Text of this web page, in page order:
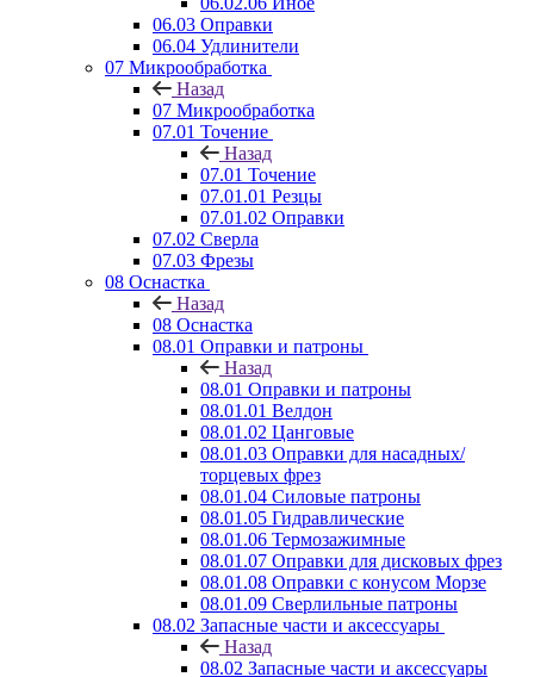
06.03 Оправки
06.04 Удлинители
07 Микрообработка
Назад
07 Микрообработка
07.01 Точение
Назад
07.01 Точение
07.01.01 Резцы
07.01.02 Оправки
07.02 Сверла
07.03 Фрезы
08 Оснастка
Назад
08 Оснастка
08.01 Оправки и патроны
Назад
08.01 Оправки и патроны
08.01.01 Велдон
08.01.02 Цанговые
08.01.03 Оправки для насадных/
торцевых фрез
08.01.04 Силовые патроны
08.01.05 Гидравлические
08.01.06 Термозажимные
08.01.07 Оправки для дисковых фрез
08.01.08 Оправки с конусом Морзе
08.01.09 Сверлильные патроны
08.02 Запасные части и аксессуары
Назад
08.02 Запасные части и аксессуары